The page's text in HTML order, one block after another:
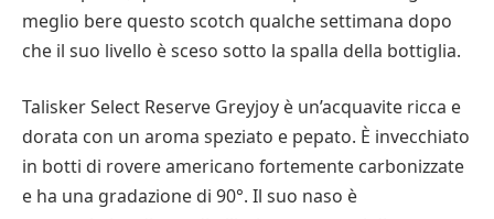
meglio bere questo scotch qualche settimana dopo
che il suo livello è sceso sotto la spalla della bottiglia.
Talisker Select Reserve Greyjoy è un’acquavite ricca e
dorata con un aroma speziato e pepato. È invecchiato
in botti di rovere americano fortemente carbonizzate
e ha una gradazione di 90°. Il suo naso è